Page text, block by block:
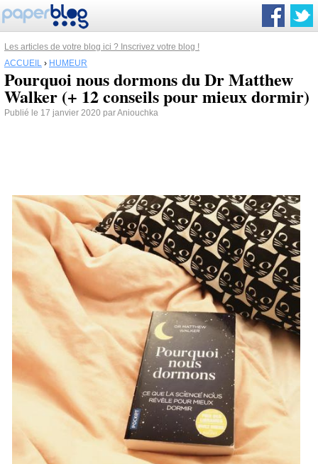
Les articles de votre blog ici ? Inscrivez votre blog !
ACCUEIL › HUMEUR
Pourquoi nous dormons du Dr Matthew
Walker (+ 12 conseils pour mieux dormir)
Publié le 17 janvier 2020 par Aniouchka